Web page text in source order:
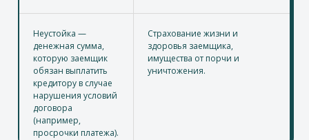
Неустойка —
денежная сумма,
которую заемщик
обязан выплатить
кредитору в случае
нарушения условий
договора
(например,
просрочки платежа).
Страхование жизни и
здоровья заемщика,
имущества от порчи и
уничтожения.